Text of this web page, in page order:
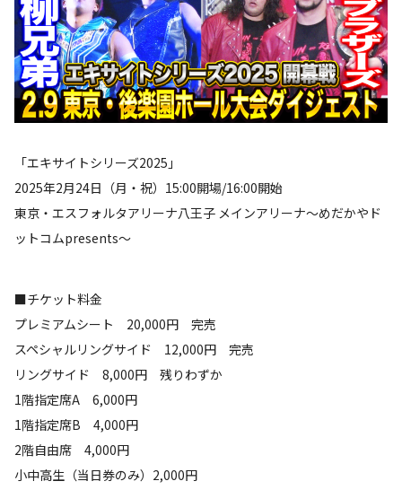
「エキサイトシリーズ2025」
2025年2月24日（月・祝）15:00開場/16:00開始
東京・エスフォルタアリーナ八王子 メインアリーナ～めだかやド
ットコムpresents～
■チケット料金
プレミアムシート 20,000円 完売
スペシャルリングサイド 12,000円 完売
リングサイド 8,000円 残りわずか
1階指定席A 6,000円
1階指定席B 4,000円
2階自由席 4,000円
小中高生（当日券のみ）2,000円